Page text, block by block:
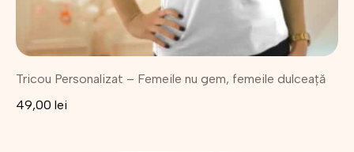
Tricou Personalizat – Femeile nu gem, femeile dulceață
49,00 lei